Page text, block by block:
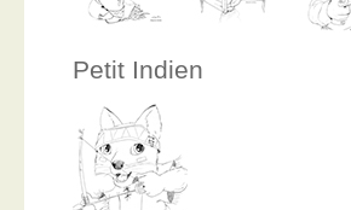
Petit Indien